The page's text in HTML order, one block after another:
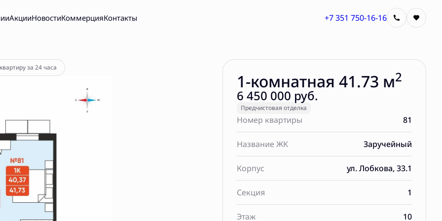
АкцииНовостиКоммерцияКонтакты +7 351 750-16-16
Забронировать
за 24 часа
1-комнатная 41.73 м2
6 450 000 руб.
Предчистовая отделка
Номер квартиры 81
Название ЖК Заручейный
Корпус ул. Лобкова, 33.1
Секция 1
Этаж 10